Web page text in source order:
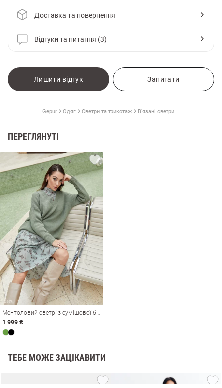
Доставка та повернення
Відгуки та питання (3)
Лишити відгук Запитати
Gepur Одяг Светри та трикотаж В'язані светри
ПЕРЕГЛЯНУТІ
Ментоловий светр із сумішової бавовни
1 999 ₴
ТЕБЕ МОЖЕ ЗАЦІКАВИТИ